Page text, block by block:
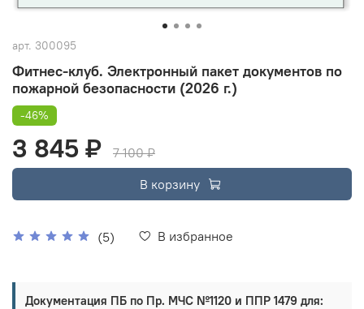
арт. 300095
Фитнес-клуб. Электронный пакет документов по
пожарной безопасности (2026 г.)
(5) В избранное
-46%
3 845 ₽
7 100 ₽
В корзину
Документация ПБ по Пр. МЧС №1120 и ППР 1479 для: